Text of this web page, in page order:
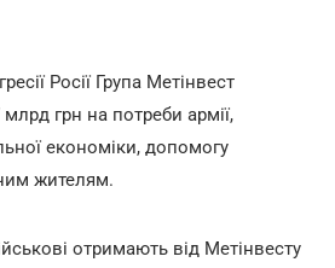
Росії Група Метінвест
грн на потреби армії,
економіки, допомогу
жителям.
отримають від Метінвесту